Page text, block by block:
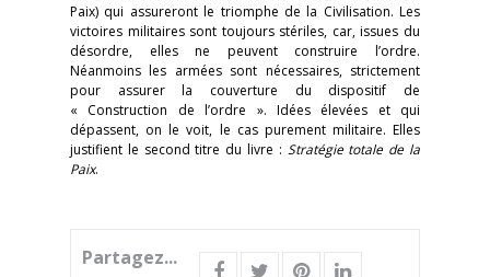
Paix) qui assureront le triomphe de la Civilisation. Les
victoires militaires sont toujours stériles, car, issues du
désordre, elles ne peuvent construire l’ordre.
Néanmoins les armées sont nécessaires, strictement
pour assurer la couverture du dispositif de
« Construction de l’ordre ». Idées élevées et qui
dépassent, on le voit, le cas purement militaire. Elles
justifient le second titre du livre : Stratégie totale de la
Paix.
Partagez...